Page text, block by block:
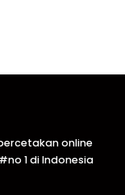
online
1 di Indonesia